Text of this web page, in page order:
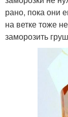
рано, пока они
на ветке тоже
заморозить